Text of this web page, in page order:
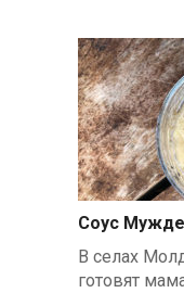
Соус
В селах
готовят